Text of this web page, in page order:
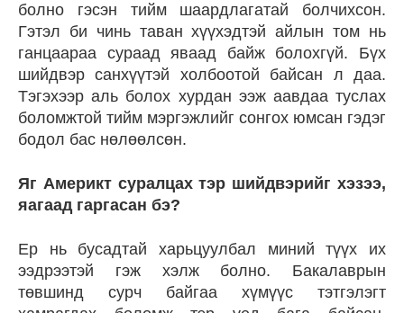
болно гэсэн тийм шаардлагатай болчихсон.
Гэтэл би чинь таван хүүхэдтэй айлын том нь
ганцаараа сураад яваад байж болохгүй. Бүх
шийдвэр санхүүтэй холбоотой байсан л даа.
Тэгэхээр аль болох хурдан ээж аавдаа туслах
боломжтой тийм мэргэжлийг сонгох юмсан гэдэг
бодол бас нөлөөлсөн.
Яг Америкт суралцах тэр шийдвэрийг хэзээ,
яагаад гаргасан бэ?
Ер нь бусадтай харьцуулбал миний түүх их
ээдрээтэй гэж хэлж болно. Бакалаврын
төвшинд сурч байгаа хүмүүс тэтгэлэгт